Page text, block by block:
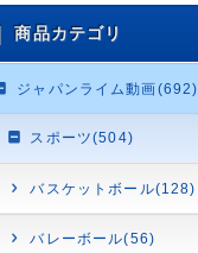
商品カテゴリ
ジャパンライム動画(692)
スポーツ(504)
バスケットボール(128)
バレーボール(56)